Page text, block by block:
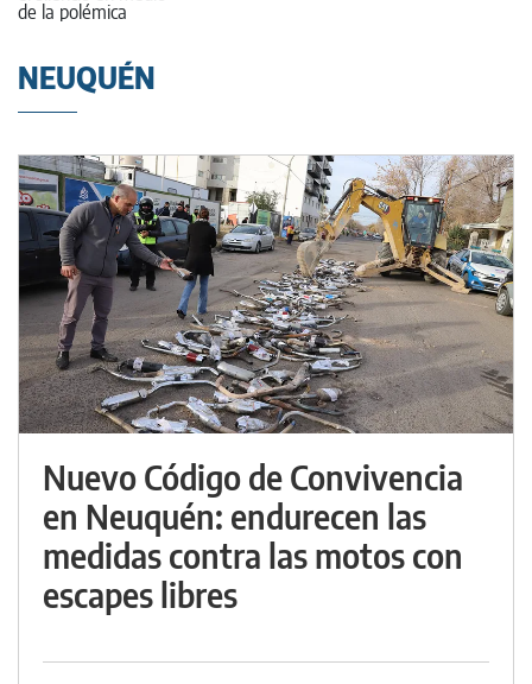
NEUQUÉN
Nuevo Código de Convivencia
en Neuquén: endurecen las
medidas contra las motos con
escapes libres